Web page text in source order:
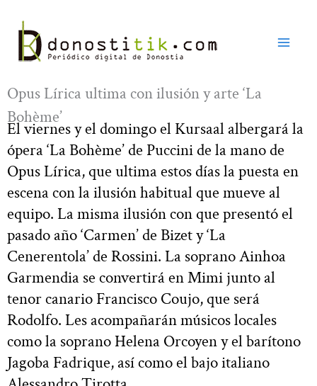
contenido
Opus Lírica ultima con ilusión y arte ‘La
Bohème’
El viernes y el domingo el Kursaal albergará la
ópera ‘La Bohème’ de Puccini de la mano de
Opus Lírica, que ultima estos días la puesta en
escena con la ilusión habitual que mueve al
equipo. La misma ilusión con que presentó el
pasado año ‘Carmen’ de Bizet y ‘La
Cenerentola’ de Rossini. La soprano Ainhoa
Garmendia se convertirá en Mimi junto al
tenor canario Francisco Coujo, que será
Rodolfo. Les acompañarán músicos locales
como la soprano Helena Orcoyen y el barítono
Jagoba Fadrique, así como el bajo italiano